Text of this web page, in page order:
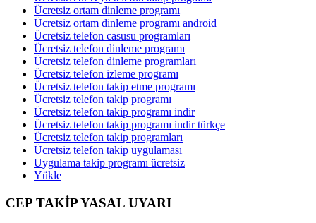
Ücretsiz ortam dinleme programı
Ücretsiz ortam dinleme programı android
Ücretsiz telefon casusu programları
Ücretsiz telefon dinleme programı
Ücretsiz telefon dinleme programları
Ücretsiz telefon izleme programı
Ücretsiz telefon takip etme programı
Ücretsiz telefon takip programı
Ücretsiz telefon takip programı indir
Ücretsiz telefon takip programı indir türkçe
Ücretsiz telefon takip programları
Ücretsiz telefon takip uygulaması
Uygulama takip programı ücretsiz
Yükle
CEP TAKİP YASAL UYARI